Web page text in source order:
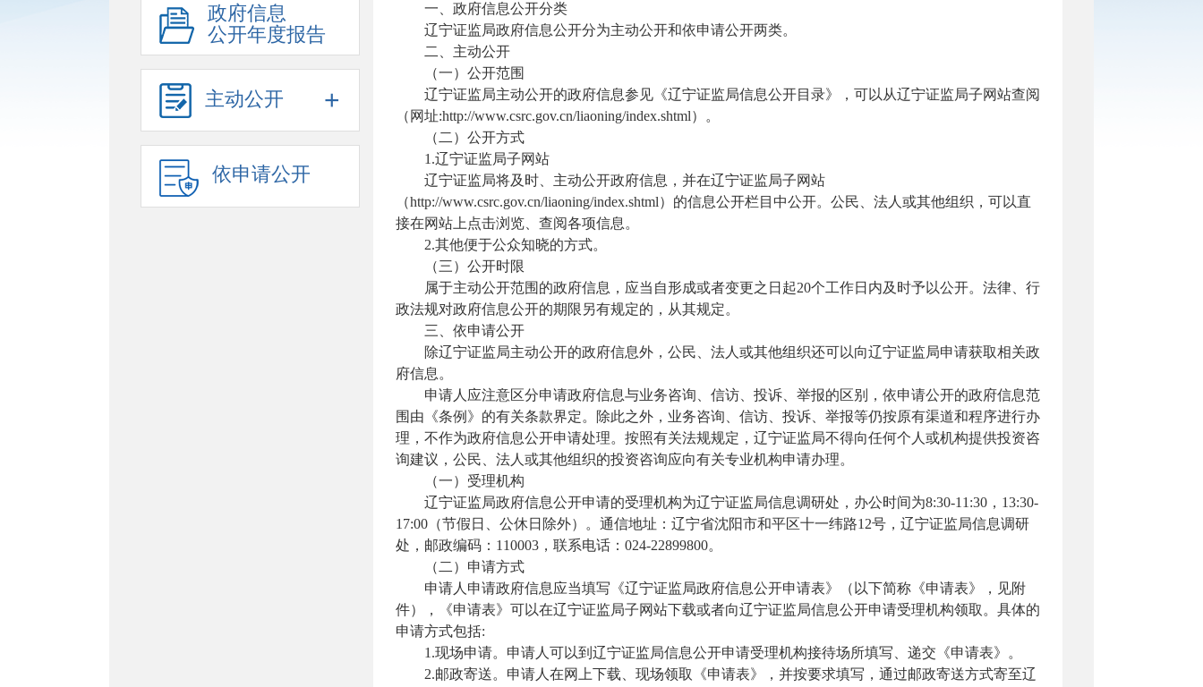
政府信息
公开年度报告
主动公开 +
依申请公开
一、政府信息公开分类
辽宁证监局政府信息公开分为主动公开和依申请公开两类。
二、主动公开
（一） 公开范围
辽宁证监局主动公开的政府信息参见《辽宁证监局信息公开目录》 ， 可以从辽宁证监局子网站查阅
（ 网址:http://www.csrc.gov.cn/liaoning/index.shtml）
。
（二）公开方式
1.辽宁证监局子网站
辽宁证监局将及时、主动公开政府信息 ， 并在辽宁证监局子网站
（http://www.csrc.gov.cn/liaoning/index.shtml） 的信息公开栏目中公开。公民、法人或其他组织 ， 可以直
接在网站上点击浏览、查阅各项信息。
2.其他便于公众知晓的方式。
（三）公开时限
属于主动公开范围的政府信息 ， 应当自形成或者变更之日起20个工作日内及时予以公开。法律、行
政法规对政府信息公开的期限另有规定的 ， 从其规定。
三、依申请公开
除辽宁证监局主动公开的政府信息外 ， 公民、法人或其他组织还可以向辽宁证监局申请获取相关政
府信息。
申请人应注意区分申请政府信息与业务咨询、信访、投诉、举报的区别
， 依申请公开的政府信息范
围由《条例》的有关条款界定。除此之外 ， 业务咨询、信访、投诉、举报等仍按原有渠道和程序进行办
理 ， 不作为政府信息公开申请处理。按照有关法规规定 ， 辽宁证监局不得向任何个人或机构提供投资咨
询建议 ， 公民、法人或其他组织的投资咨询应向有关专业机构申请办理。
（一）受理机构
辽宁证监局政府信息公开申请的受理机构为辽宁证监局信息调研处，办公时间为8:30-11:30，13:30-
17:00（节假日、公休日除外）。通信地址：辽宁省沈阳市和平区十一纬路12号，辽宁证监局信息调研
处 ，邮政编码：110003，联系电话：024-22899800。
（二）申请方式
申请人申请政府信息应当填写《辽宁证监局政府信息公开申请表》（以下简称《申请表》，见附
件），
《申请表》可以在辽宁证监局子网站下载或者向辽宁证监局信息公开申请受理机构领取。具体的
申请方式包括:
1.现场申请。申请人可以到辽宁证监局信息公开申请受理机构接待场所填写、递交《申请表》。
2.邮政寄送。申请人在网上下载、现场领取《申请表》 ， 并按要求填写 ， 通过邮政寄送方式寄至辽